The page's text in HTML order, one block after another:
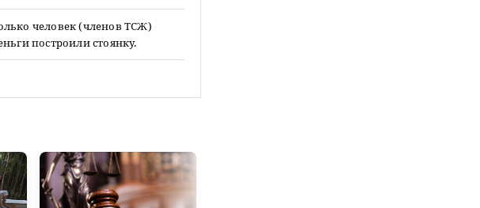
человек (членов ТСЖ)
построили стоянку.